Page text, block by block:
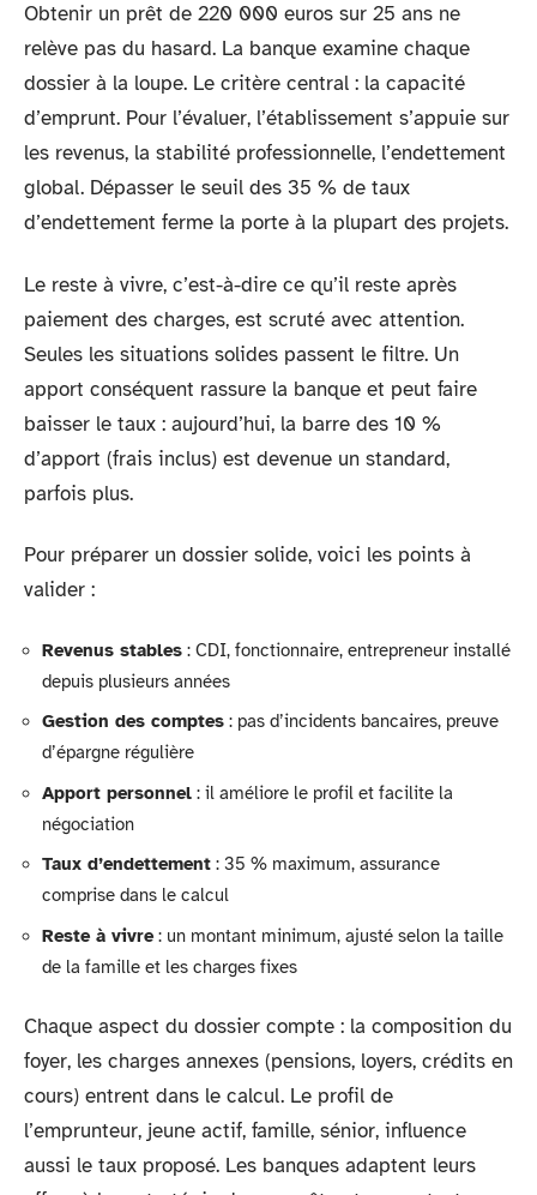
Obtenir un prêt de 220 000 euros sur 25 ans ne
relève pas du hasard. La banque examine chaque
dossier à la loupe. Le critère central : la capacité
d’emprunt. Pour l’évaluer, l’établissement s’appuie sur
les revenus, la stabilité professionnelle, l’endettement
global. Dépasser le seuil des 35 % de taux
d’endettement ferme la porte à la plupart des projets.
Le reste à vivre, c’est-à-dire ce qu’il reste après
paiement des charges, est scruté avec attention.
Seules les situations solides passent le filtre. Un
apport conséquent rassure la banque et peut faire
baisser le taux : aujourd’hui, la barre des 10 %
d’apport (frais inclus) est devenue un standard,
parfois plus.
Pour préparer un dossier solide, voici les points à
valider :
Revenus stables : CDI, fonctionnaire, entrepreneur installé
depuis plusieurs années
Gestion des comptes : pas d’incidents bancaires, preuve
d’épargne régulière
Apport personnel : il améliore le profil et facilite la
négociation
Taux d’endettement : 35 % maximum, assurance
comprise dans le calcul
Reste à vivre: un montant minimum, ajusté selon la taille
de la famille et les charges fixes
Chaque aspect du dossier compte : la composition du
foyer, les charges annexes (pensions, loyers, crédits en
cours) entrent dans le calcul. Le profil de
l’emprunteur, jeune actif, famille, sénior, influence
aussi le taux proposé. Les banques adaptent leurs